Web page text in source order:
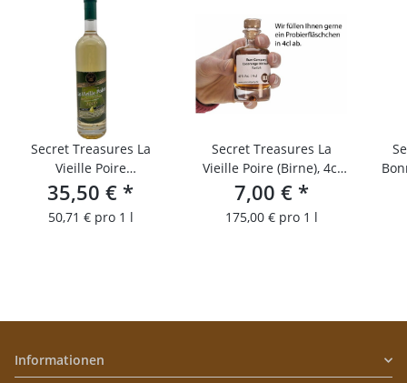
Secret Treasures La
Vieille Poire
(Birnenbrand)
35,50 € *
50,71 € pro 1 l
Secret Treasures La
Vieille Poire (Birne), 4cl
Probierfläschchen
7,00 € *
175,00 € pro 1 l
Informationen